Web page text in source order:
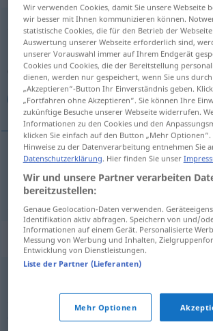
Selbstmordm
Übersicht aller Übersetzungen
(Für mehr Details die Übersetzung anklicken/
انتحار
Synonyme für
© OpenThesaurus.de
Wir verwenden Cookies, damit Sie unsere Webseite
wir besser mit Ihnen kommunizieren können.
statistische Cookies, die für den Betrieb der
Auswertung unserer Webseite erforderlich sind,
unserer Vorauswahl immer auf Ihrem Endgerät
Cookies und Cookies, die der Bereitstellung
dienen, werden nur gespeichert, wenn Sie uns
„Akzeptieren“-Button Ihr Einverständnis geben.
„Fortfahren ohne Akzeptieren“. Sie können Ihre
zukünftige Besuche unserer Webseite widerrufen.
Informationen zu den Cookies und den
klicken Sie einfach auf den Button „Mehr
Hinweise zu der Datenverarbeitung entnehmen Sie
Datenschutzerklärung. Hier finden Sie unser
Wir und unsere Partner verarbeiten
bereitzustellen:
Genaue Geolocation-Daten verwenden.
Identifikation aktiv abfragen. Speichern von und/
Informationen auf einem Gerät. Personalisierte
Messung von Werbung und Inhalten,
Entwicklung von Dienstleistungen.
Liste der Partner (Lieferanten)
Mehr Optionen